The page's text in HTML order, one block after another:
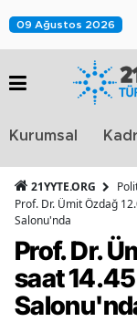
09 Ağustos 2026
Kurumsal
21YYTE.ORG
Prof. Dr. Ümit Özdağ
Salonu'nda
Prof. Dr.
saat